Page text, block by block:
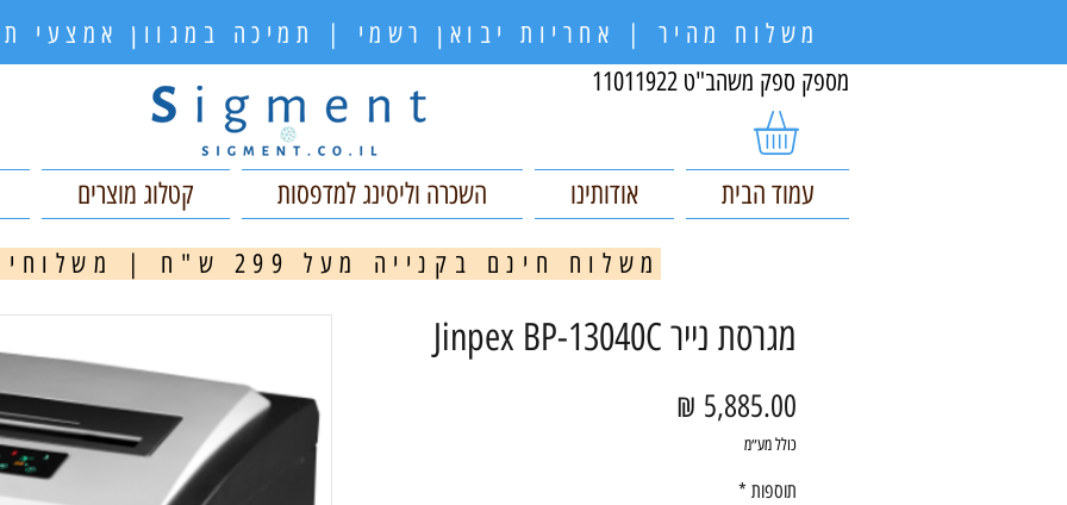
משלוח מהיר | אחריות יבואן רשמי | תמיכה במגוון
מספק ספק משהב"ט 11011922
עמוד הבית אודותינו השכרה וליסינג למדפסות קטלוג מוצרים
מ משלוח חינם בקנייה מעל 299 ש"ח | משלוחים מהירים
מגרסת נייר Jinpex BP-13040C
כולל מע״מ
תוספות *